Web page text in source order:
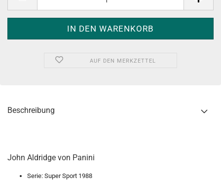
AUF DEN MERKZETTEL
Beschreibung
John Aldridge von Panini
Serie: Super Sport 1988